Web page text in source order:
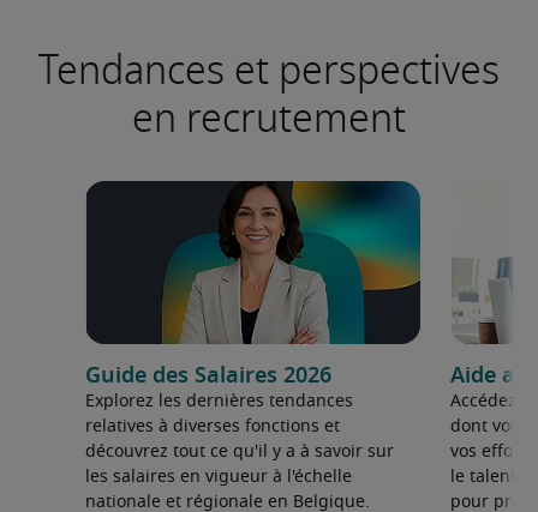
Tendances et perspectives
en recrutement
Guide des Salaires 2026
Explorez les dernières tendances
relatives à diverses fonctions et
découvrez tout ce qu'il y a à savoir sur
les salaires en vigueur à l'échelle
nationale et régionale en Belgique.
Aide au
Accédez
dont vous
vos
le talent
pour